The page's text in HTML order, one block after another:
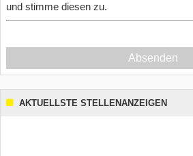
und stimme diesen zu.
Absenden
AKTUELLSTE STELLENANZEIGEN